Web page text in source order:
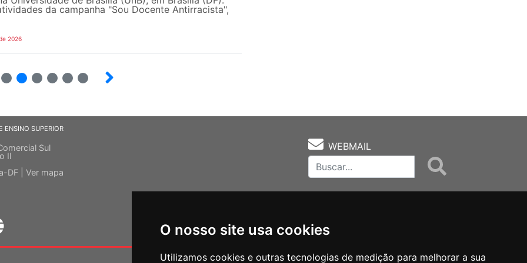
O nosso site usa cookies
Utilizamos cookies e outras tecnologias de medição para melhorar a sua
da campanha "Sou Docente Antirracista",
2026
ENSINO SUPERIOR
Sul
II
DF | Ver mapa
WEBMAIL